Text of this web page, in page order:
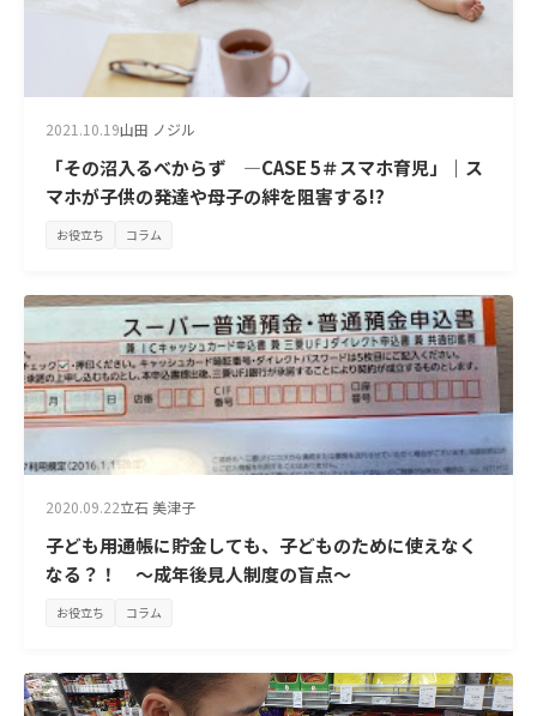
2021.10.19山田 ノジル
「その沼入るべからず —CASE 5＃スマホ育児」｜ス
マホが子供の発達や母子の絆を阻害する!?
お役立ち コラム
2020.09.22立石 美津子
子ども用通帳に貯金しても、子どものために使えなく
なる？！ ～成年後見人制度の盲点～
お役立ち コラム